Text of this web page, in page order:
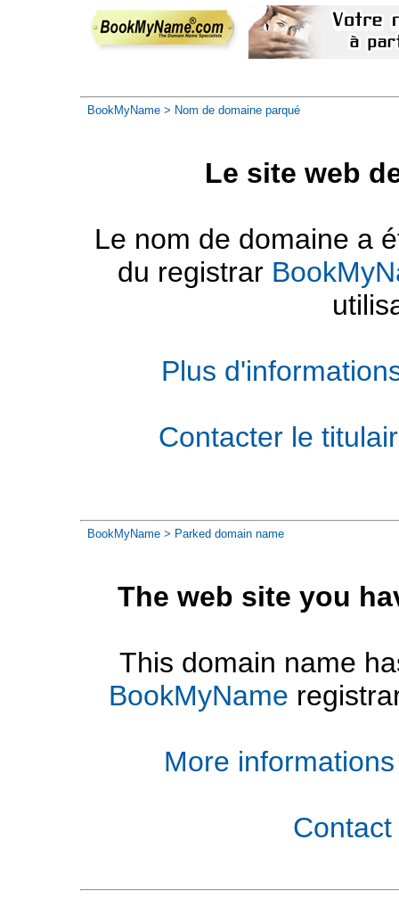
BookMyName > Nom de domaine parqué
Le site web
Le nom de domaine a
du registrar
Plus
Contacter le
BookMyName > Parked domain name
The web site you
This domain name
BookMyName
More